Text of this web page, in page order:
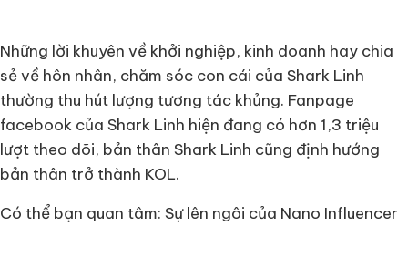
Những lời khuyên về khởi nghiệp, kinh doanh hay chia
sẻ về hôn nhân, chăm sóc con cái của Shark Linh
thường thu hút lượng tương tác khủng. Fanpage
facebook của Shark Linh hiện đang có hơn 1,3 triệu
lượt theo dõi, bản thân Shark Linh cũng định hướng
bản thân trở thành KOL.
Có thể bạn quan tâm: Sự lên ngôi của Nano Influencer